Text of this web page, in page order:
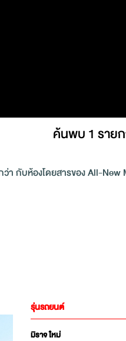
ค้นพบ 1 ราย
า กับห้องโดยสารของ All-
รุ่นรถยนต์
มิราจ ใหม่